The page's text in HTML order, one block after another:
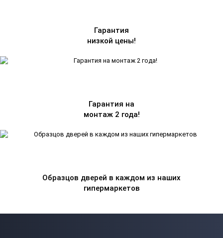
Гарантия
низкой цены!
Гарантия на
монтаж 2 года!
Образцов дверей в каждом из наших
гипермаркетов